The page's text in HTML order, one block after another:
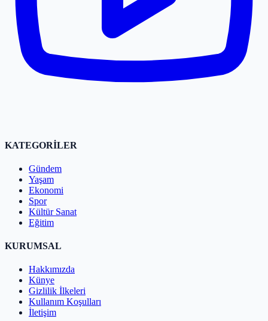
KATEGORİLER
Gündem
Yaşam
Ekonomi
Spor
Kültür Sanat
Eğitim
KURUMSAL
Hakkımızda
Künye
Gizlilik İlkeleri
Kullanım Koşulları
İletişim